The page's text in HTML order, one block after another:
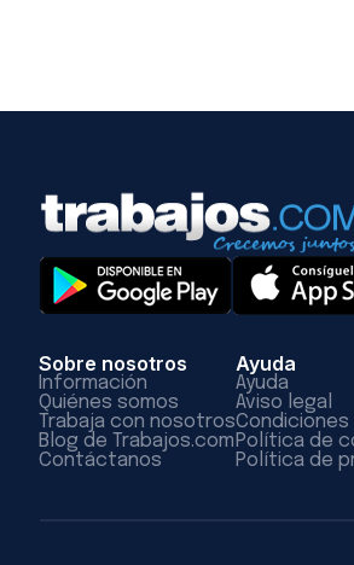
Sobre nosotros
Información
Quiénes somos
Trabaja con nosotros
Blog de Trabajos.com
Contáctanos
Ayuda
Ayuda
Aviso legal
Condiciones
Política de
Política de